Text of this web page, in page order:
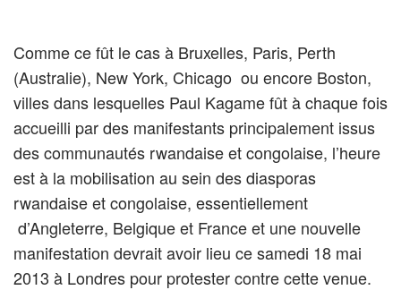
Comme ce fût le cas à Bruxelles, Paris, Perth
(Australie), New York, Chicago ou encore Boston,
villes dans lesquelles Paul Kagame fût à chaque fois
accueilli par des manifestants principalement issus
des communautés rwandaise et congolaise, l’heure
est à la mobilisation au sein des diasporas
rwandaise et congolaise, essentiellement
d’Angleterre, Belgique et France et une nouvelle
manifestation devrait avoir lieu ce samedi 18 mai
2013 à Londres pour protester contre cette venue.